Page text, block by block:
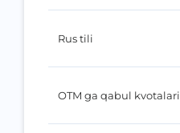
Rus tili
OTM ga qabul kvotalari